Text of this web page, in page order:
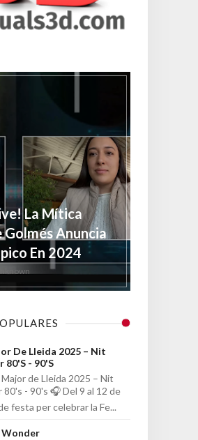
La Mítica
Golmés Anuncia
En 2024
De Lleida 2025 – Nit
80's - 90's
de Lleida 2025 – Nit
80's - 90's 🎧 Del 9 al 12 de
festa per celebrar la Fe...
Wonder